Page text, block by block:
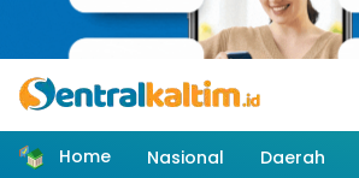
Home Nasional Daerah